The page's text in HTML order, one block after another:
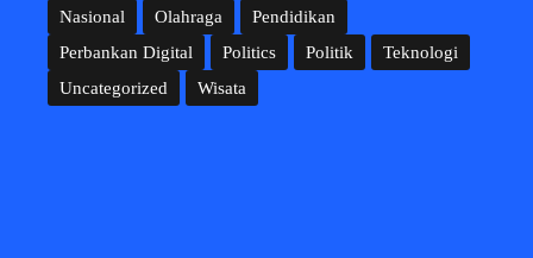
Nasional
Olahraga
Pendidikan
Perbankan Digital
Politics Politik
Teknologi
Uncategorized
Wisata